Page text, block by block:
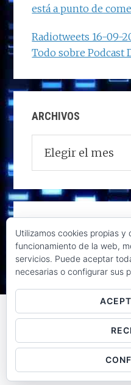
está a punto de
Radiotweets 16-09-
Todo sobre Podcast
ARCHIVOS
Raúl de la Puente -
Utilizamos cookies propias
funcionamiento de la web,
servicios. Puede aceptar
necesarias o configurar sus